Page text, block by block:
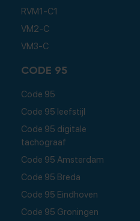
RVM1-C1
VM2-C
VM3-C
CODE 95
Code 95
Code 95 leefstijl
Code 95 digitale
tachograaf
Code 95 Amsterdam
Code 95 Breda
Code 95 Eindhoven
Code 95 Groningen